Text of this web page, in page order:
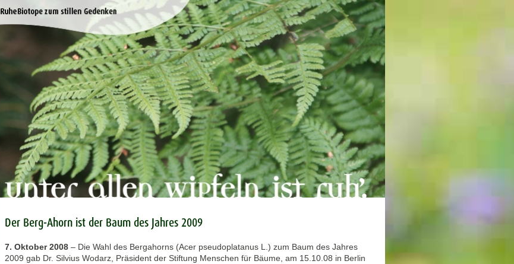
Der Berg-Ahorn ist der Baum des Jahres 2009
7. Oktober 2008 – Die Wahl des Bergahorns (Acer pseudoplatanus L.) zum Baum des Jahres
2009 gab Dr. Silvius Wodarz, Präsident der Stiftung Menschen für Bäume, am 15.10.08 in Berlin